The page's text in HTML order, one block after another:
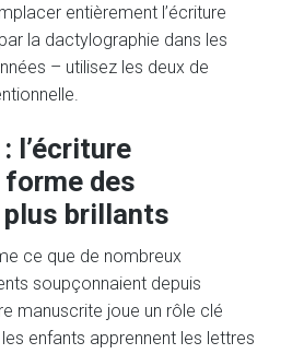
entièrement l’écriture
la dactylographie dans les
– utilisez les deux de
l’écriture
des
brillants
ce que de nombreux
soupçonnaient depuis
manuscrite joue un rôle clé
enfants apprennent les lettres